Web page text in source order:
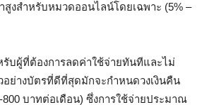
สูงสำหรับหมวดออนไลน์โดยเฉพาะ (5% –
รับผู้ที่ต้องการลดค่าใช้จ่ายทันทีและไม่
ย่างบัตรที่ดีที่สุดมักจะกำหนดวงเงินคืน
800 บาทต่อเดือน) ซึ่งการใช้จ่ายประมาณ